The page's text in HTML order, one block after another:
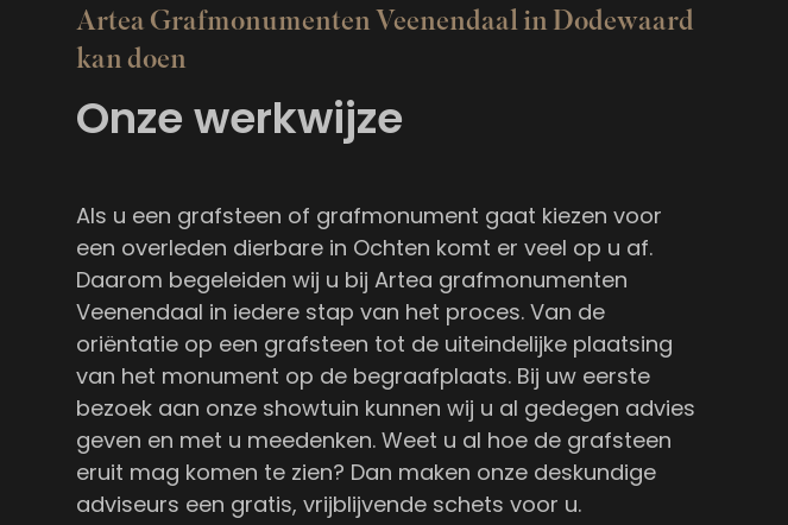
Artea Grafmonumenten Veenendaal in Dodewaard
kan doen
Onze werkwijze
Als u een grafsteen of grafmonument gaat kiezen voor
een overleden dierbare in Ochten komt er veel op u af.
Daarom begeleiden wij u bij Artea grafmonumenten
Veenendaal in iedere stap van het proces. Van de
oriëntatie op een grafsteen tot de uiteindelijke plaatsing
van het monument op de begraafplaats. Bij uw eerste
bezoek aan onze showtuin kunnen wij u al gedegen advies
geven en met u meedenken. Weet u al hoe de grafsteen
eruit mag komen te zien? Dan maken onze deskundige
adviseurs een gratis, vrijblijvende schets voor u.